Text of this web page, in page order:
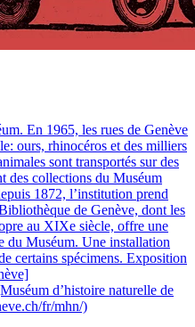
. En 1965, les rues de Genève
ours, rhinocéros et des milliers
sont transportés sur des
des collections du Muséum
1872, l’institution prend
de Genève, dont les
au XIXe siècle, offre une
du Muséum. Une installation
certains spécimens. Exposition
d’histoire naturelle de
fr/mhn/)